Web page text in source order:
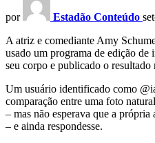
por Estadão Conteúdo
A atriz e comediante Amy
usado um programa de edição de
seu corpo e publicado o resultado
Um usuário identificado como
comparação entre uma foto
– mas não esperava que a
– e ainda respondesse.